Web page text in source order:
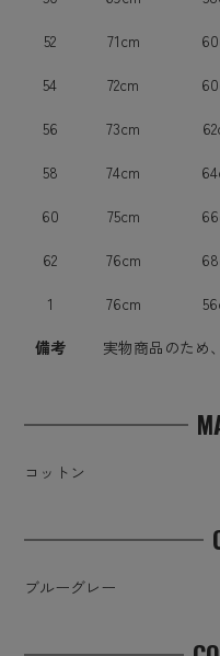
52
71cm
54
72cm
56
73cm
58
74cm
60
75cm
62
76cm
1
76cm
備考
実物商品のため
コットン
ブルーグレー